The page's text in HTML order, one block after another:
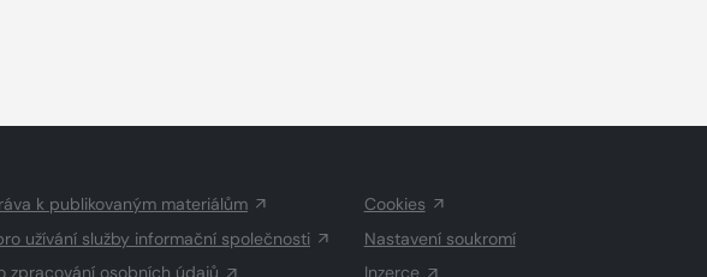
k publikovaným materiálům
užívání služby informační společnosti
Cookies
Nastavení soukromí